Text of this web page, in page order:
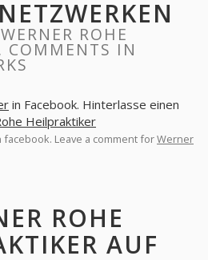
ROHE
COMMENTS IN
in Facebook. Hinterlasse einen
Heilpraktiker
facebook. Leave a comment forWerner
ROHE
AUF